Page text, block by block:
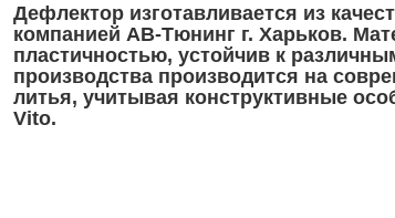
Дефлектор изготавливается из
компанией АВ-Тюнинг г. Харьков.
пластичностью, устойчив к
производства производится на
литья, учитывая конструктивные
Vito.